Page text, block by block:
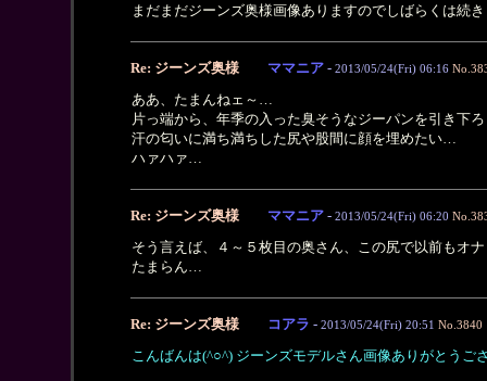
まだまだジーンズ奥様画像ありますのでしばらくは続
Re: ジーンズ奥様 ママニア - 2013/05/24(Fri) 06:16
ああ、たまんねェ～…
片っ端から、年季の入った臭そうなジーパンを引き下
汗の匂いに満ち満ちした尻や股間に顔を埋めたい…
ハァハァ…
Re: ジーンズ奥様 ママニア - 2013/05/24(Fri) 06:20
そう言えば、４～５枚目の奥さん、この尻で以前もオ
たまらん…
Re: ジーンズ奥様 コアラ - 2013/05/24(Fri) 20:51 No.3840
こんばんは(^○^) ジーンズモデルさん画像ありがとうご